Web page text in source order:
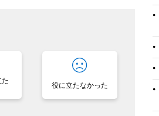
た
役に立たなかった